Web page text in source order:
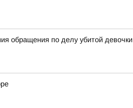
обращения по делу убитой девочки